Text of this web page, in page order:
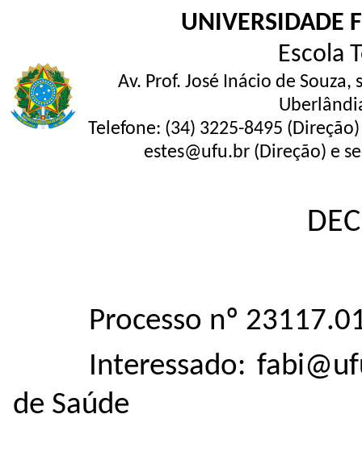
UNIVERSIDADE
Escola
Av. Prof. José Inácio de
Telefone: (34) 3225-8495
estes@ufu.br (Direção) e
Processo nº
Interessado:
de Saúde